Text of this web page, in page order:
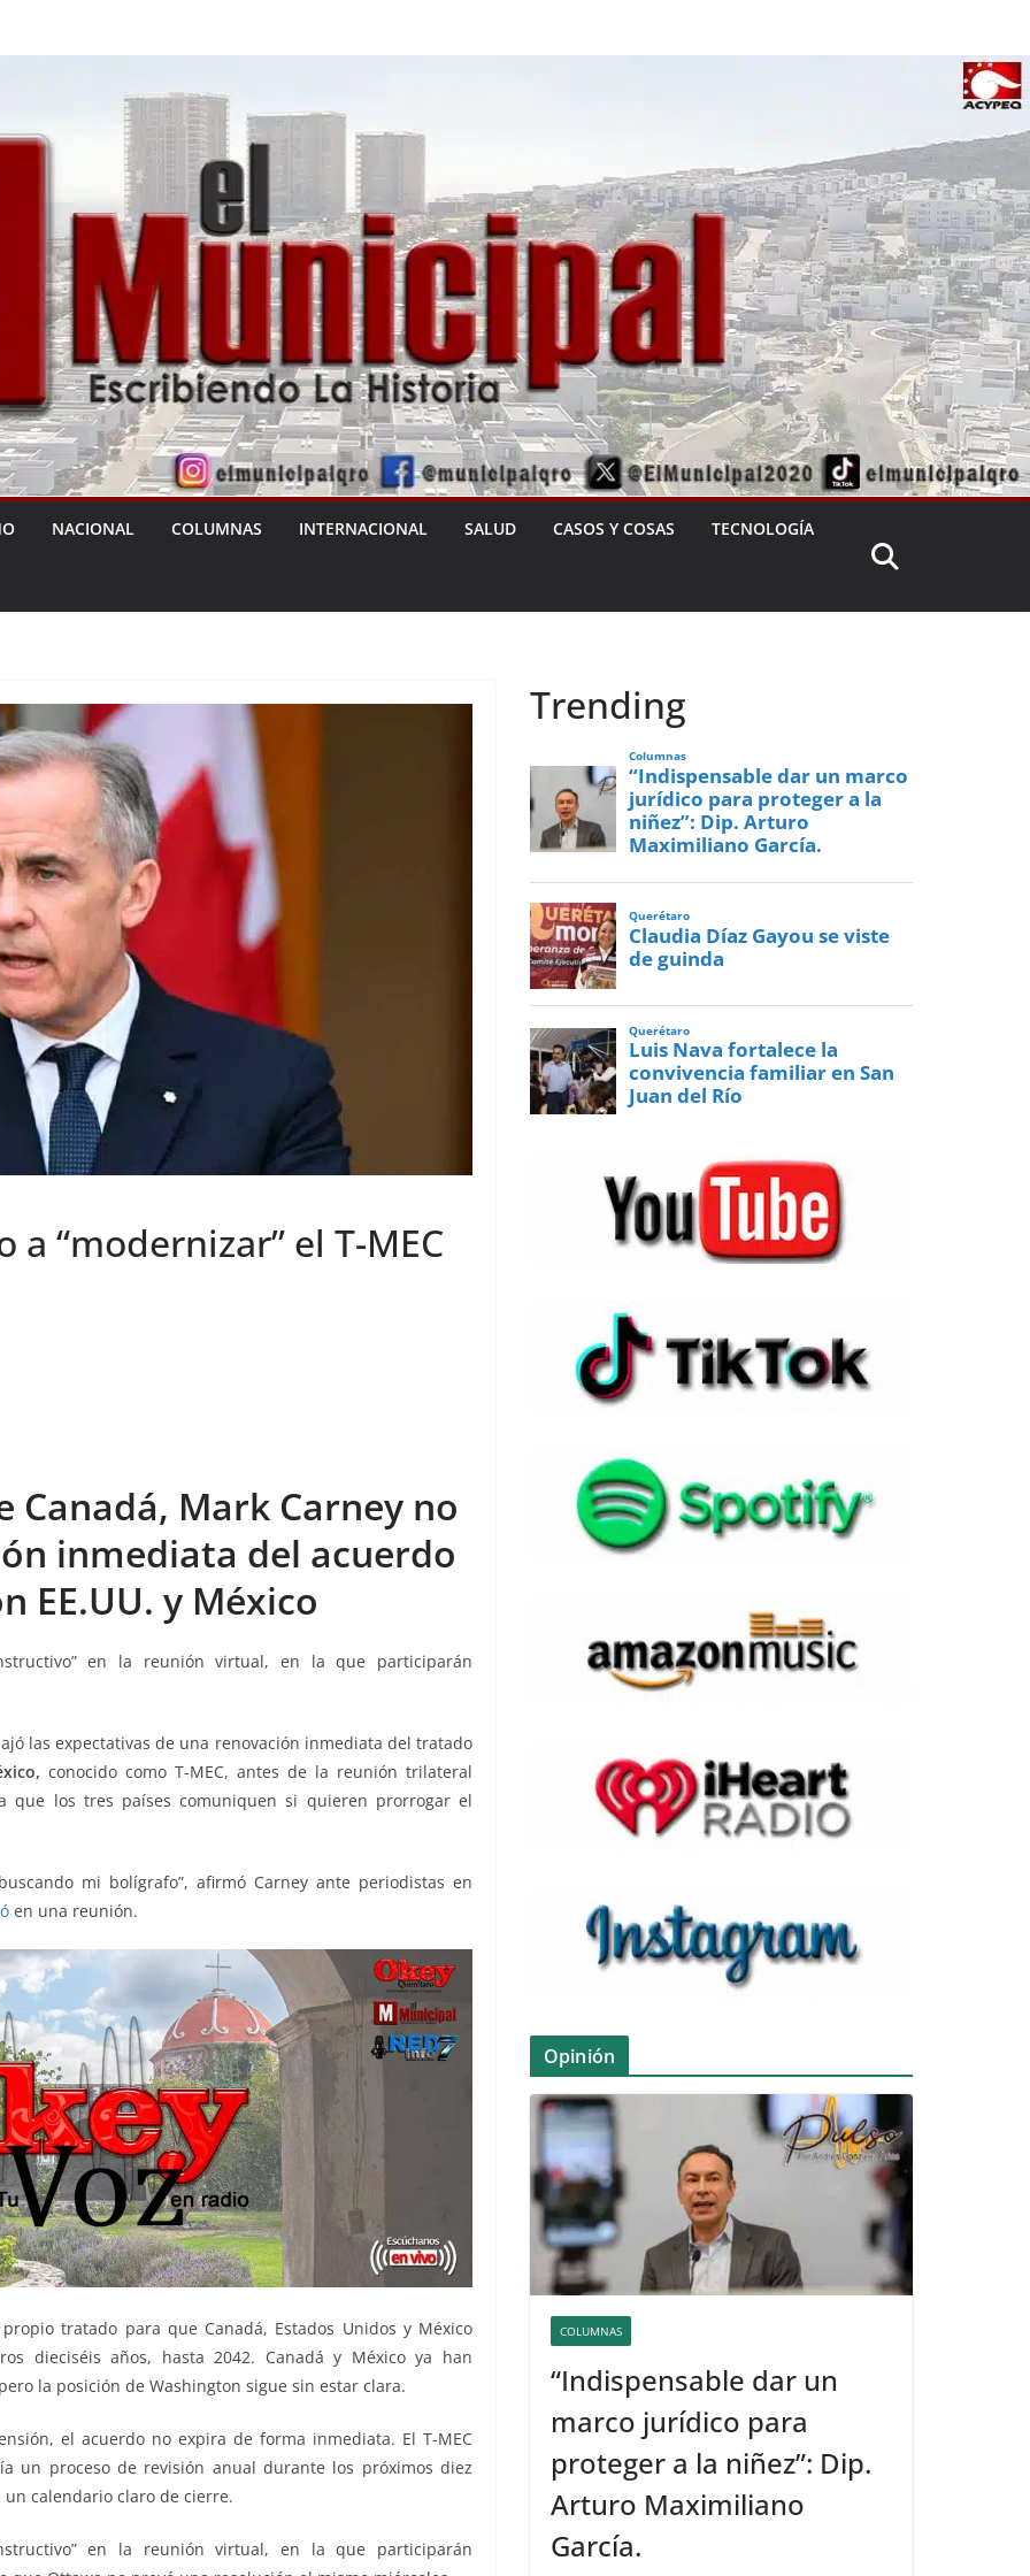
NACIONAL COLUMNAS INTERNACIONAL SALUD CASOS Y COSAS TECNOLOGÍA
“modernizar” el T-MEC
Mark Carney no
inmediata del acuerdo
EE.UU. y México
en la reunión virtual, en la que participarán
las expectativas de una renovación inmediata del tratado
conocido como T-MEC, antes de la reunión trilateral
que los tres países comuniquen si quieren prorrogar el
mi bolígrafo”, afirmó Carney ante periodistas en
en una reunión.
tratado para que Canadá, Estados Unidos y México
dieciséis años, hasta 2042. Canadá y México ya han
la posición de Washington sigue sin estar clara.
el acuerdo no expira de forma inmediata. El T-MEC
un proceso de revisión anual durante los próximos diez
calendario claro de cierre.
en la reunión virtual, en la que participarán
Trending
Opinión
COLUMNAS
“Indispensable dar un
marco jurídico para
proteger a la niñez”: Dip.
Arturo Maximiliano
García.